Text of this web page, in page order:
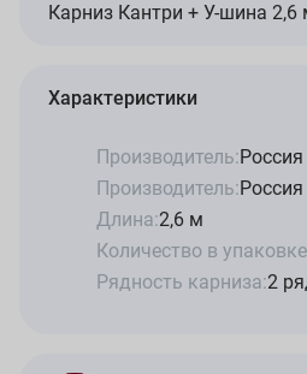
Карниз Кантри + У-шина
Характеристики
Производитель:Россия
Производитель:Россия
Длина:2,6 м
Количество в
Рядность карниза:2